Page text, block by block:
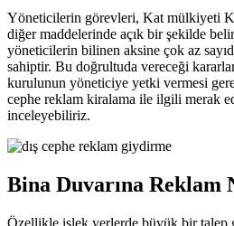
Yöneticilerin görevleri, Kat mülkiyeti
diğer maddelerinde açık bir şekilde
yöneticilerin bilinen aksine çok az
sahiptir. Bu doğrultuda vereceği
kurulunun yöneticiye yetki vermesi
cephe reklam kiralama ile ilgili merak
inceleyebiliriz.
Bina Duvarına Reklam
Özellikle işlek yerlerde büyük bir talep